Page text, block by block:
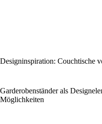
Designinspiration: Couchtische
Garderobenständer als
Möglichkeiten